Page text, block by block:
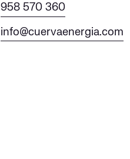
958 570 360
info@cuervaenergia.com